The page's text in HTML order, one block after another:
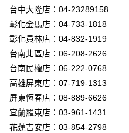
AFTEE先享後付
相關說明
【關於「AFTEE先享後付」】
AFTEE先享後付是「在收到商品之
便利好安心！
１．簡單：不需註冊會員、不需綁卡
３．安心：先確認商品／服務後，再
【「AFTEE先享後付」結帳流程】
１．於結帳方式選擇「AFTEE先享
結帳頁面，進行簡訊認證並確認金額
ATM付款
運送方式
新竹貨運宅配
台中大隆店：04-23289158
彰化金馬店：04-733-1818
彰化員林店：04-832-1919
台南北區店：06-208-2626
台南民權店：06-222-0768
高雄屏東店：07-719-1313
屏東恆春店：08-889-6626
宜蘭羅東店：03-961-1431
花蓮吉安店：03-854-2798